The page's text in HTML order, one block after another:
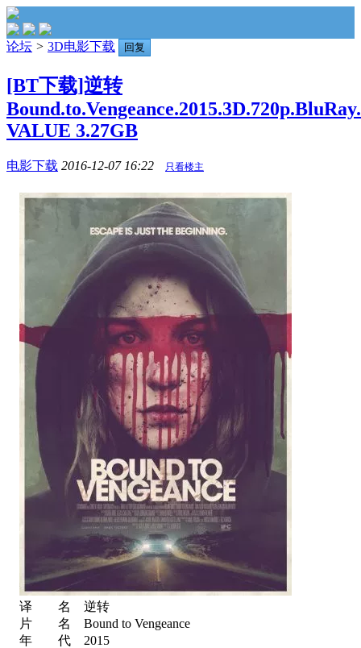
论坛 > 3D电影下载 回复
[BT下载]逆转
VALUE 3.27GB
电影下载 2016-12-07 16:22 只看楼主
译 名 逆转
片 名 Bound to Vengeance
年 代 2015